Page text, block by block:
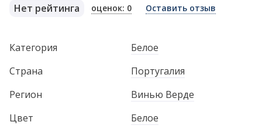
Нет рейтинга оценок: 0 Оставить отзыв
Категория
Белое
Страна
Португалия
Регион
Винью Верде
Цвет
Белое